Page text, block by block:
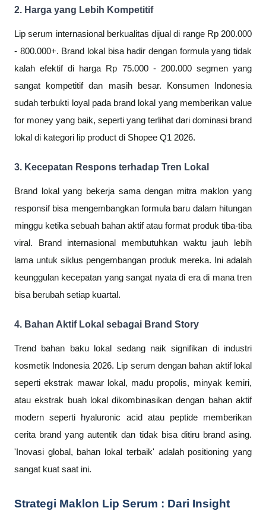
2. Harga yang Lebih Kompetitif
Lip serum internasional berkualitas dijual di range Rp 200.000
- 800.000+. Brand lokal bisa hadir dengan formula yang tidak
kalah efektif di harga Rp 75.000 - 200.000 segmen yang
sangat kompetitif dan masih besar. Konsumen Indonesia
sudah terbukti loyal pada brand lokal yang memberikan value
for money yang baik, seperti yang terlihat dari dominasi brand
lokal di kategori lip product di Shopee Q1 2026.
3. Kecepatan Respons terhadap Tren Lokal
Brand lokal yang bekerja sama dengan mitra maklon yang
responsif bisa mengembangkan formula baru dalam hitungan
minggu ketika sebuah bahan aktif atau format produk tiba-tiba
viral. Brand internasional membutuhkan waktu jauh lebih
lama untuk siklus pengembangan produk mereka. Ini adalah
keunggulan kecepatan yang sangat nyata di era di mana tren
bisa berubah setiap kuartal.
4. Bahan Aktif Lokal sebagai Brand Story
Trend bahan baku lokal sedang naik signifikan di industri
kosmetik Indonesia 2026. Lip serum dengan bahan aktif lokal
seperti ekstrak mawar lokal, madu propolis, minyak kemiri,
atau ekstrak buah lokal dikombinasikan dengan bahan aktif
modern seperti hyaluronic acid atau peptide memberikan
cerita brand yang autentik dan tidak bisa ditiru brand asing.
'Inovasi global, bahan lokal terbaik' adalah positioning yang
sangat kuat saat ini.
Strategi Maklon Lip Serum : Dari Insight